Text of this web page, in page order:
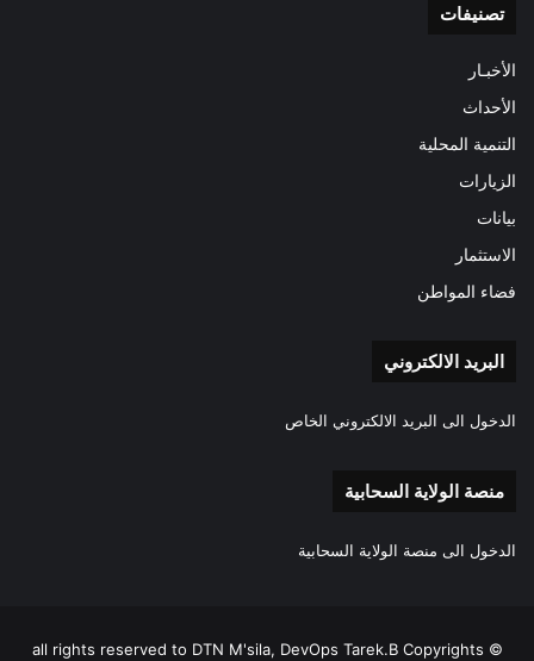
تصنيفات
الأخبـار
الأحداث
التنمية المحلية
الزيارات
بيانات
الاستثمار
فضاء المواطن
البريد الالكتروني
الدخول الى البريد الالكتروني الخاص
منصة الولاية السحابية
الدخول الى منصة الولاية السحابية
all rights reserved to DTN M'sila, DevOps Tarek.B Copyrights ©